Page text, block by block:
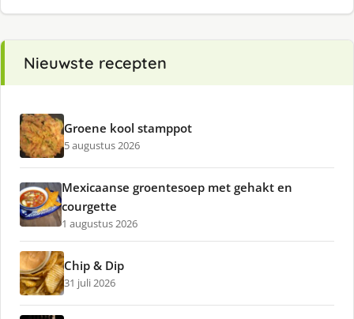
Nieuwste recepten
Groene kool stamppot
5 augustus 2026
Mexicaanse groentesoep met gehakt en
courgette
1 augustus 2026
Chip & Dip
31 juli 2026